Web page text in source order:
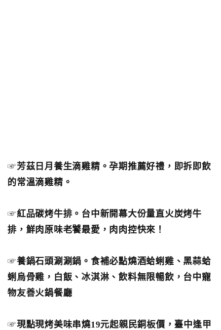
☞芳茲日月養生滴雞精。孕期推薦好禮，即拆即飲
的常溫滴雞精。
☞紅品碳烤牛排。台中新開幕大份量直火炭烤牛
排，鮮肉原味老饕最愛，肉肉控快來！
☞養鍋石頭涮涮鍋。食補必點燒酒蛤蜊雞、黑蒜蛤
蜊烏骨雞，白飯、冰淇淋、飲料無限暢飲，台中寵
物友善火鍋餐廳
☞現點現烤美味串燒19元起親民銅板價，臺中逢甲